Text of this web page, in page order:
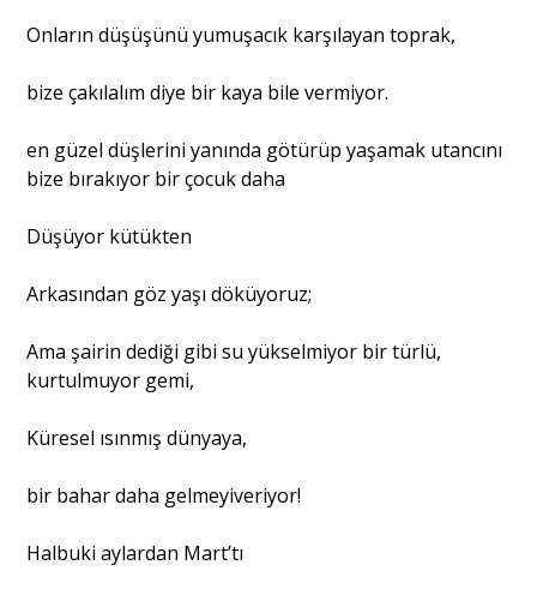
Onların düşüşünü yumuşacık karşılayan toprak,
bize çakılalım diye bir kaya bile vermiyor.
en güzel düşlerini yanında götürüp yaşamak utancını
bize bırakıyor bir çocuk daha
Düşüyor kütükten
Arkasından göz yaşı döküyoruz;
Ama şairin dediği gibi su yükselmiyor bir türlü,
kurtulmuyor gemi,
Küresel ısınmış dünyaya,
bir bahar daha gelmeyiveriyor!
Halbuki aylardan Mart’tı